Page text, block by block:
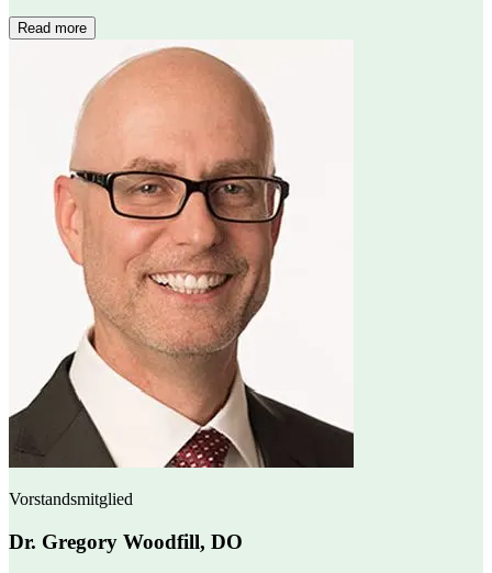
Read more
Vorstandsmitglied
Dr. Gregory Woodfill, DO